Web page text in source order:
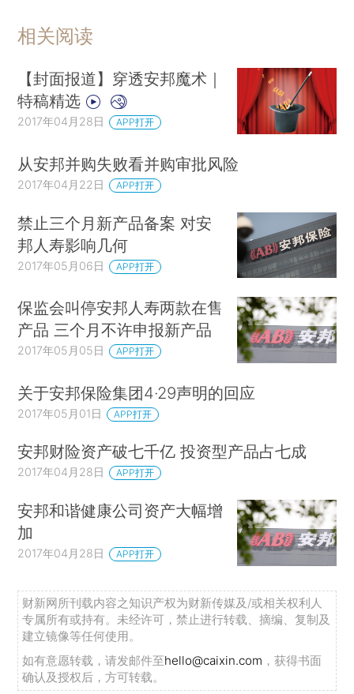
相关阅读
【封面报道】穿透安邦魔术｜
特稿精选
2017年04月28日 APP打开
从安邦并购失败看并购审批风险
2017年04月22日 APP打开
禁止三个月新产品备案 对安
邦人寿影响几何
2017年05月06日 APP打开
保监会叫停安邦人寿两款在售
产品 三个月不许申报新产品
2017年05月05日 APP打开
关于安邦保险集团4·29声明的回应
2017年05月01日 APP打开
安邦财险资产破七千亿 投资型产品占七成
2017年04月28日 APP打开
安邦和谐健康公司资产大幅增
加
2017年04月28日 APP打开
财新网所刊载内容之知识产权为财新传媒及/或相关权利人
专属所有或持有。未经许可，禁止进行转载、摘编、复制及
建立镜像等任何使用。
如有意愿转载，请发邮件至hello@caixin.com ，获得书面
确认及授权后，方可转载。